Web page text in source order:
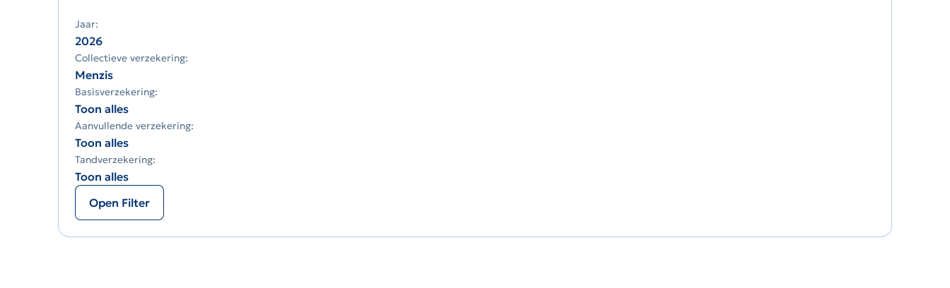
Jaar:
2026
Collectieve verzekering:
Menzis
Basisverzekering:
Toon alles
Aanvullende verzekering:
Toon alles
Tandverzekering:
Toon alles
Open Filter